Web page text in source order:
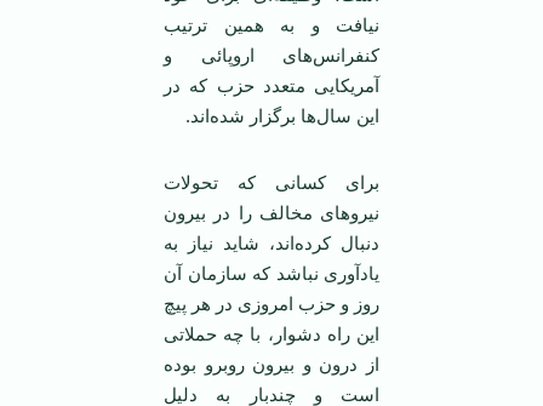
نیافت و به همین ترتیب
کنفرانس‌های اروپائی و
آمریکایی متعدد حزب که در
‌این سال‌ها برگزار شده‌اند.
برای کسانی که تحولات
نیروهای مخالف را در بیرون
دنبال کرده‌اند، شاید نیاز به
یادآوری نباشد که سازمان آن
روز و حزب امروزی در هر پیچ‌
این راه دشوار، با چه حملاتی
از درون و بیرون روبرو بوده
است و چندبار به دلیل